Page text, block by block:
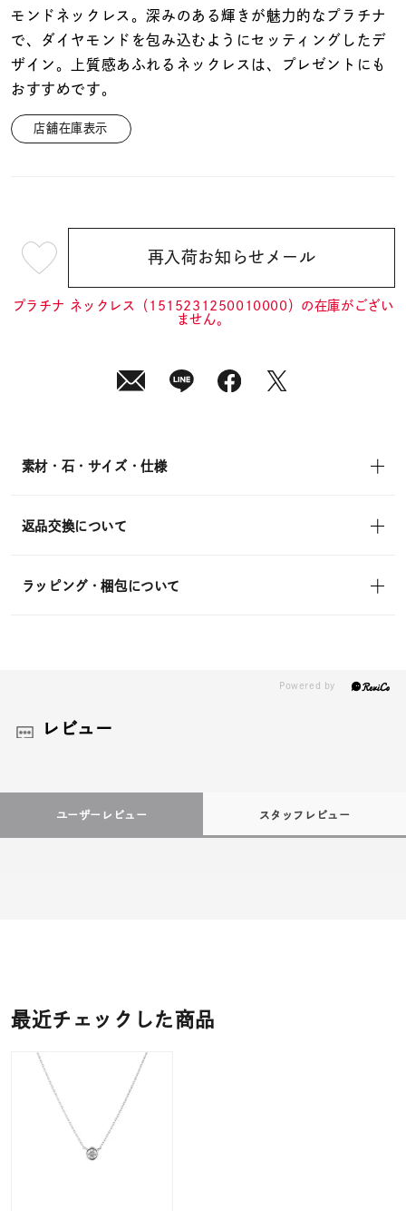
コレクション
レディース
リングサイズ
リングサイズ
¥0
モンドネックレス。深みのある輝きが魅力的なプラチナ
で、ダイヤモンドを包み込むようにセッティングしたデ
ザイン。上質感あふれるネックレスは、プレゼントにも
おすすめです。
店舗在庫表示
¥70,400 (tax
in)
再入荷お知らせメール
プラチナ ネックレス（1515231250010000）の在庫がござい
ません。
素材・石・サイズ・仕様
返品交換について
ラッピング・梱包について
レビュー
ユーザーレビュー スタッフレビュー
最近チェックした商品